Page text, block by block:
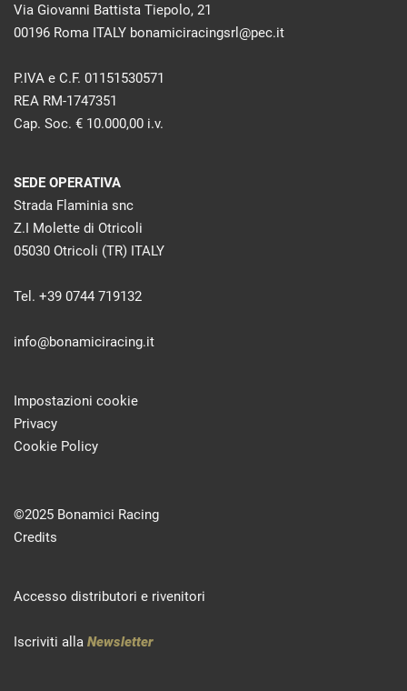
Via Giovanni Battista Tiepolo, 21
00196 Roma ITALY bonamiciracingsrl@pec.it
P.IVA e C.F. 01151530571
REA RM-1747351
Cap. Soc. € 10.000,00 i.v.
SEDE OPERATIVA
Strada Flaminia snc
Z.I Molette di Otricoli
05030 Otricoli (TR) ITALY
Tel. +39 0744 719132
info@bonamiciracing.it
Impostazioni cookie
Privacy
Cookie Policy
©2025 Bonamici Racing
Credits
Accesso distributori e rivenitori
Iscriviti alla Newsletter